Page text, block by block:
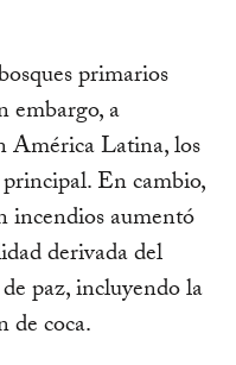
primarios
embargo, a
América Latina, los
En cambio,
incendios aumentó
derivada del
paz, incluyendo la
de coca.